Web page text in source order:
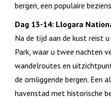
bergen, een populaire
Dag 13-14: Llogara
Na de tijd aan de kust reist
Park, waar u twee nachten
wandelroutes en
de omliggende bergen. Een
havenstad met historische